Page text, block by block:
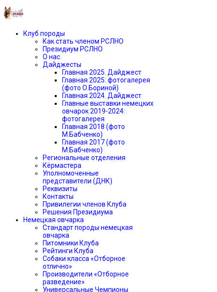
Клуб породы
Как стать членом РСЛНО
Президиум РСЛНО
О нас
Дайджесты
Главная 2025. Дайджест
Главная 2025: фотогалерея
(фото О.Бориной)
Главная 2024. Дайджест
Главные выставки немецких
овчарок 2019-2024:
фотогалерея
Главная 2018 (фото
М.Бабченко)
Главная 2017 (фото
М.Бабченко)
Региональные отделения
Кёрмастера
Уполномоченные
представители (ДНК)
Реквизиты
Контакты
Привилегии членов Клуба
Решения Президиума
Немецкая овчарка
Стандарт породы немецкая
овчарка
Питомники Клуба
Рейтинги Клуба
Собаки класса «Отборное
отлично»
Производители «Отборное
разведение»
Универсальные Чемпионы